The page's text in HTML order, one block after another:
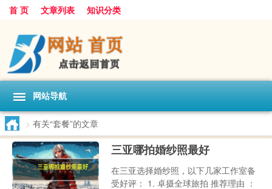
首 页 文章列表 知识分类
网站导航
> 有关“套餐”的文章
三亚哪拍婚纱照最好
在三亚选择婚纱照，以下几家工作室备
受好评： 1. 卓摄全球旅拍 推荐理由 ：